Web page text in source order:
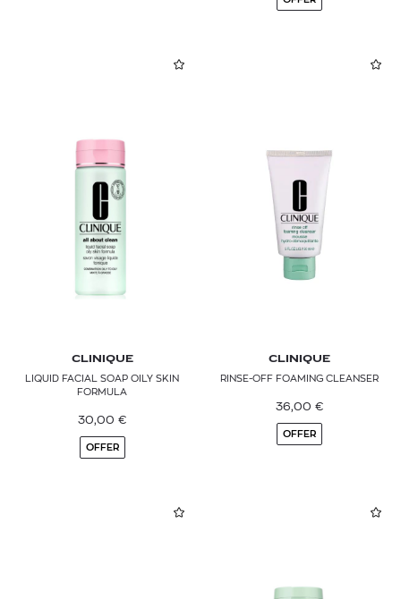
CLINIQUE
LIQUID FACIAL SOAP OILY SKIN
FORMULA
30,00 €
OFFER
CLINIQUE
RINSE-OFF FOAMING CLEANSER
36,00 €
OFFER